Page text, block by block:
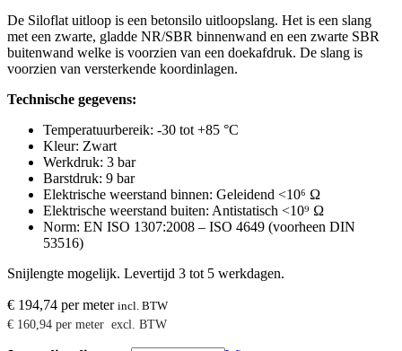
De Siloflat uitloop is een betonsilo uitloopslang. Het is een slang
met een zwarte, gladde NR/SBR binnenwand en een zwarte SBR
buitenwand welke is voorzien van een doekafdruk. De slang is
voorzien van versterkende koordinlagen.
Technische gegevens:
Temperatuurbereik: -30 tot +85 °C
Kleur: Zwart
Werkdruk: 3 bar
Barstdruk: 9 bar
Elektrische weerstand binnen: Geleidend <10⁶ Ω
Elektrische weerstand buiten: Antistatisch <10⁹ Ω
Norm: EN ISO 1307:2008 – ISO 4649 (voorheen DIN
53516)
Snijlengte mogelijk. Levertijd 3 tot 5 werkdagen.
€ 194,74 per meter incl. BTW
€ 160,94 per meter excl. BTW